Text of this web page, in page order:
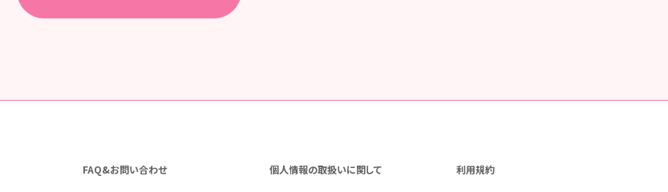
FAQ&お問い合わせ 個人情報の取扱いに関して 利用規約